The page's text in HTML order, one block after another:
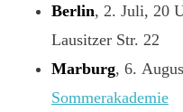
Berlin, 2. Juli, 20
Lausitzer Str. 22
Marburg, 6.
Sommerakademie